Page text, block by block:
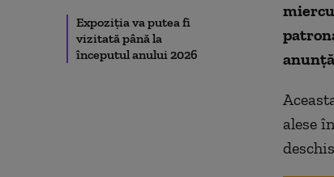
Expoziţia va putea fi
vizitată până la
începutul anului 2026
anunță
alese